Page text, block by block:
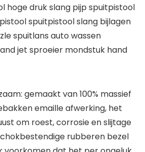
hoge druk slang pijp spuitpistool
spuitpistool slang bijlagen
spuitlans auto wassen
jet sproeier mondstuk hand
gemaakt van 100% massief
emaille afwerking, het
om roest, corrosie en slijtage
rubberen bezel